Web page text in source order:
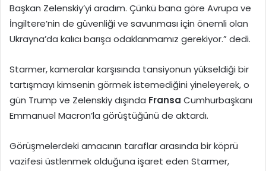
Başkan Zelenskiy’yi aradım. Çünkü bana göre Avrupa ve
İngiltere’nin de güvenliği ve savunması için önemli olan
Ukrayna’da kalıcı barışa odaklanmamız gerekiyor.” dedi.
Starmer, kameralar karşısında tansiyonun yükseldiği bir
tartışmayı kimsenin görmek istemediğini yineleyerek, o
gün Trump ve Zelenskiy dışında Fransa Cumhurbaşkanı
Emmanuel Macron’la görüştüğünü de aktardı.
Görüşmelerdeki amacının taraflar arasında bir köprü
vazifesi üstlenmek olduğuna işaret eden Starmer,